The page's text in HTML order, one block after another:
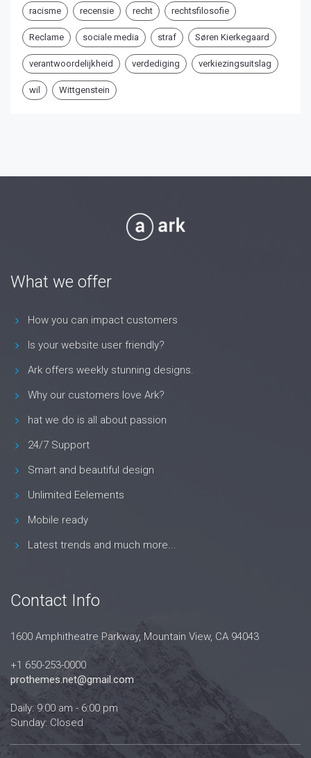
racisme recensie recht rechtsfilosofie
Reclame sociale media straf Søren Kierkegaard
verantwoordelijkheid verdediging verkiezingsuitslag
wil Wittgenstein
What we offer
How you can impact customers
Is your website user friendly?
Ark offers weekly stunning designs.
Why our customers love Ark?
hat we do is all about passion
24/7 Support
Smart and beautiful design
Unlimited Eelements
Mobile ready
Latest trends and much more...
Contact Info
1600 Amphitheatre Parkway, Mountain View, CA 94043
+1 650-253-0000
prothemes.net@gmail.com
Daily: 9:00 am - 6:00 pm
Sunday: Closed